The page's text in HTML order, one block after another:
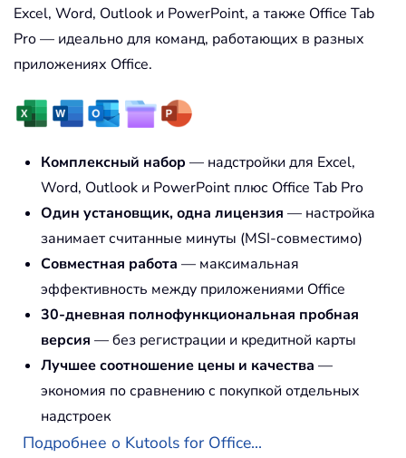
Excel, Word, Outlook и PowerPoint, а также Office Tab
Pro — идеально для команд, работающих в разных
приложениях Office.
Комплексный набор — надстройки для Excel,
Word, Outlook и PowerPoint плюс Office Tab Pro
Один установщик, одна лицензия — настройка
занимает считанные минуты (MSI-совместимо)
Совместная работа — максимальная
эффективность между приложениями Office
30-дневная полнофункциональная пробная
версия — без регистрации и кредитной карты
Лучшее соотношение цены и качества —
экономия по сравнению с покупкой отдельных
надстроек
Подробнее о Kutools for Office...